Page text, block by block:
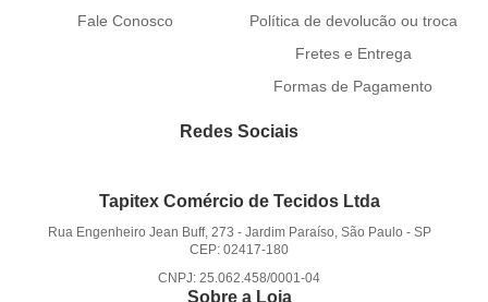
Fale Conosco
Política de devolucão ou troca
Fretes e Entrega
Formas de Pagamento
Redes Sociais
Tapitex Comércio de Tecidos Ltda
Rua Engenheiro Jean Buff, 273 - Jardim Paraíso, São Paulo - SP
CEP: 02417-180
CNPJ: 25.062.458/0001-04
Sobre a Loja